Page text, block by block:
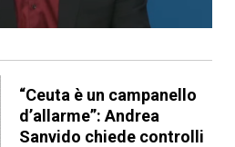
“Ceuta è un campanello
d’allarme”: Andrea
Sanvido chiede controlli